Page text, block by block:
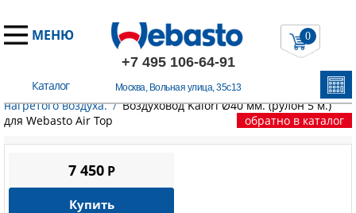
МЕНЮ
+7 495 106-64-91
Москва, Вольная улица, 35с13
Каталог
0
Главная /Запчасти Вебасто/Элементы распределения
нагретого воздуха./ Воздуховод Kalori Ø40 мм. (рулон 5 м.)
для Webasto Air Top
обратно в каталог
7 450P
Купить